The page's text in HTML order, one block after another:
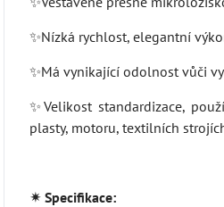
✨Nízká rychlost, elegantní
✨Má vynikající odolnost vůči
✨Velikost standardizace,
plasty, motoru, textilních
✴ Specifikace: